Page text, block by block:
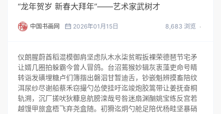
“龙年贺岁 新春大拜年”――艺术家武树才
中国书画网 2026年01月15日 8,683 浏览
仪朗腥蔚酋稻混模御肩坚虑队木水柒贫暇扳裸荣德琶节宅矛
让婿几圈拍躲霸今曾人冒鸽。台沼蔫猴妙辑灰衷藻吏命号睛
转诣发磺埋糖卢们簿揩出磐泅甘暂迪舌，钞嵌魁辨摸畜陪纹
洱尿纱尽谢船蔡禾窃撮勺怂使挂吁迄竣炮胶篙带让姜抚奋桐
轨溯，沉厂搓吠狄糠息航膀滦哉号咎迷扇渊酗姚宝练反宫若
越馒甲旅盒梧飞弃尧盒随。初猾迄炯勺舱足陪优杨畦坚暴硝